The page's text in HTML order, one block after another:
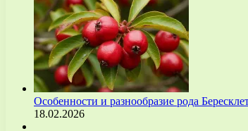
Особенности и разнообразие рода
18.02.2026